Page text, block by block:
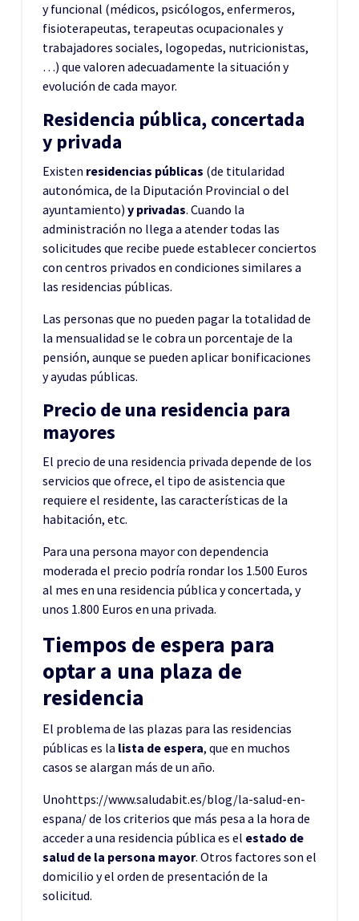
y funcional (médicos, psicólogos, enfermeros,
fisioterapeutas, terapeutas ocupacionales y
trabajadores sociales, logopedas, nutricionistas,
…) que valoren adecuadamente la situación y
evolución de cada mayor.
Residencia pública, concertada
y privada
Existen residencias públicas (de titularidad
autonómica, de la Diputación Provincial o del
ayuntamiento) y privadas. Cuando la
administración no llega a atender todas las
solicitudes que recibe puede establecer conciertos
con centros privados en condiciones similares a
las residencias públicas.
Las personas que no pueden pagar la totalidad de
la mensualidad se le cobra un porcentaje de la
pensión, aunque se pueden aplicar bonificaciones
y ayudas públicas.
Precio de una residencia para
mayores
El precio de una residencia privada depende de los
servicios que ofrece, el tipo de asistencia que
requiere el residente, las características de la
habitación, etc.
Para una persona mayor con dependencia
moderada el precio podría rondar los 1.500 Euros
al mes en una residencia pública y concertada, y
unos 1.800 Euros en una privada.
Tiempos de espera para
optar a una plaza de
residencia
El problema de las plazas para las residencias
públicas es la lista de espera, que en muchos
casos se alargan más de un año.
Unohttps://www.saludabit.es/blog/la-salud-en-
espana/ de los criterios que más pesa a la hora de
acceder a una residencia pública es el estado de
salud de la persona mayor. Otros factores son el
domicilio y el orden de presentación de la
solicitud.